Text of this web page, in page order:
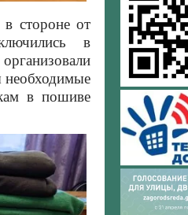
стороне от
в
необходимые
в пошиве